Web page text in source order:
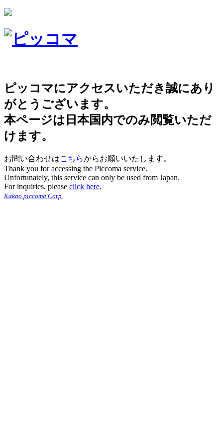
ピッコマにアクセスいただき誠にあり
がとうございます。
本ページは日本国内でのみ閲覧いただ
けます。
お問い合わせはこちらからお願いいたします。
Thank you for accessing the Piccoma service.
Unfortunately, this service can only be used from Japan.
For inquiries, please click here.
Kakao piccoma Corp.